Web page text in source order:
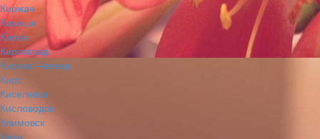
Киржач
Кириши
Киров
Кировград
Кирово-Чепецк
Кирс
Киселевск
Кисловодск
Климовск
Клин